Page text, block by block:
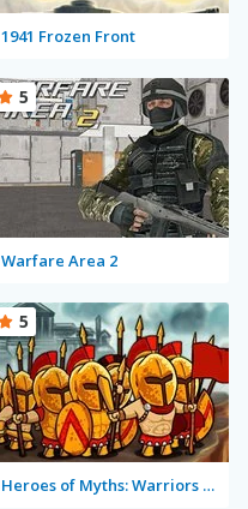
1941 Frozen Front
Warfare Area 2
5
Heroes of Myths: Warriors of Gods
5